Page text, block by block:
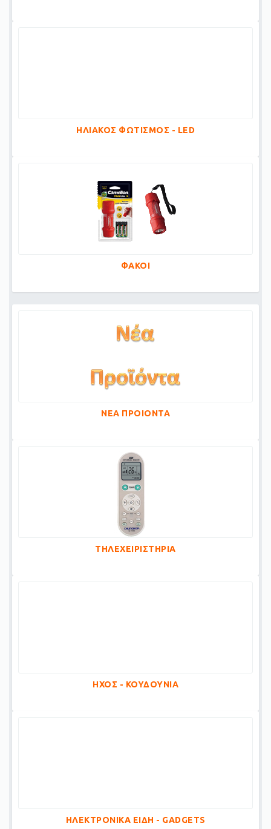
ΗΛΙΑΚΟΣ ΦΩΤΙΣΜΟΣ - LED
ΦΑΚΟΙ
ΝΕΑ ΠΡΟΙΟΝΤΑ
ΤΗΛΕΧΕΙΡΙΣΤΗΡΙΑ
ΗΧΟΣ - ΚΟΥΔΟΥΝΙΑ
ΗΛΕΚΤΡΟΝΙΚΑ ΕΙΔΗ - GADGETS